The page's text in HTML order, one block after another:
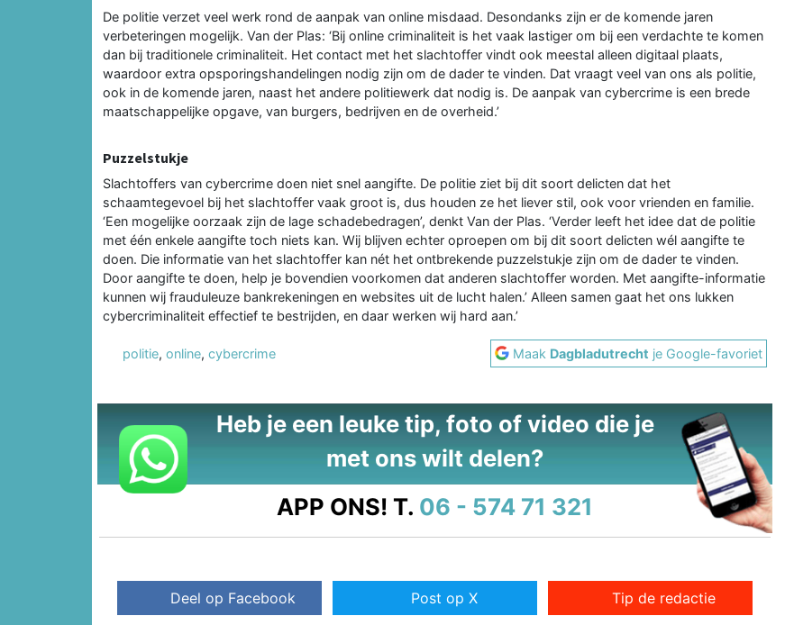
De politie verzet veel werk rond de aanpak van online misdaad. Desondanks zijn er de komende jaren
verbeteringen mogelijk. Van der Plas: ‘Bij online criminaliteit is het vaak lastiger om bij een verdachte te komen
dan bij traditionele criminaliteit. Het contact met het slachtoffer vindt ook meestal alleen digitaal plaats,
waardoor extra opsporingshandelingen nodig zijn om de dader te vinden. Dat vraagt veel van ons als politie,
ook in de komende jaren, naast het andere politiewerk dat nodig is. De aanpak van cybercrime is een brede
maatschappelijke opgave, van burgers, bedrijven en de overheid.’
Puzzelstukje
Slachtoffers van cybercrime doen niet snel aangifte. De politie ziet bij dit soort delicten dat het
schaamtegevoel bij het slachtoffer vaak groot is, dus houden ze het liever stil, ook voor vrienden en familie.
‘Een mogelijke oorzaak zijn de lage schadebedragen’, denkt Van der Plas. ‘Verder leeft het idee dat de politie
met één enkele aangifte toch niets kan. Wij blijven echter oproepen om bij dit soort delicten wél aangifte te
doen. Die informatie van het slachtoffer kan nét het ontbrekende puzzelstukje zijn om de dader te vinden.
Door aangifte te doen, help je bovendien voorkomen dat anderen slachtoffer worden. Met aangifte-informatie
kunnen wij frauduleuze bankrekeningen en websites uit de lucht halen.’ Alleen samen gaat het ons lukken
cybercriminaliteit effectief te bestrijden, en daar werken wij hard aan.’
politie, online, cybercrime Maak Dagbladutrecht je Google-favoriet
Heb je een leuke tip, foto of video die je
met ons wilt delen?
APP ONS! T. 06 - 574 71 321
Deel op Facebook Post op X Tip de redactie